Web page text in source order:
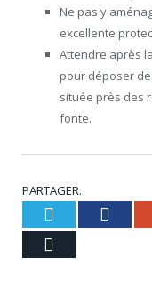
Ne pas y
excellente
Attendre après
pour déposer
située près des
fonte.
PARTAGER.
Twitter